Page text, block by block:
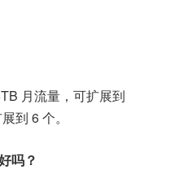
月流量，可扩展到
到 6 个。
吗？